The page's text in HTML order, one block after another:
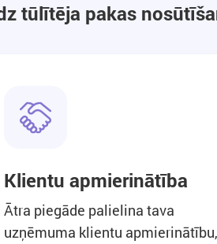
tūlītēja pakas
Klientu apmierinātība
Ātra piegāde palielina tava
uzņēmuma klientu apmierinātību,